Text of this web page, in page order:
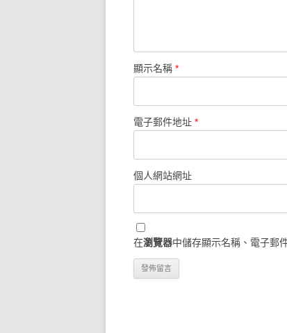
顯示名稱 *
電子郵件地址 *
個人網站網址
在瀏覽器中儲存顯示名稱、電子郵